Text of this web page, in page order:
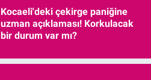
Kocaeli'deki çekirge paniğine
uzman açıklaması! Korkulacak
bir durum var mı?